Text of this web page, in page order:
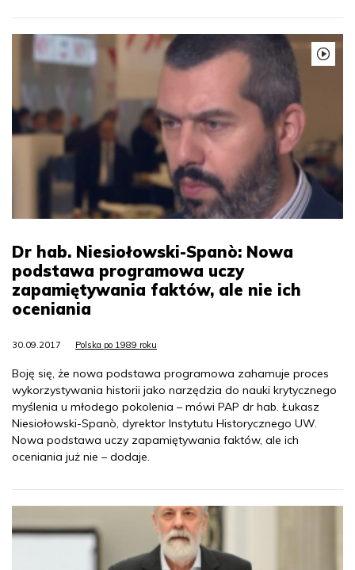
Dr hab. Niesiołowski-Spanò: Nowa
podstawa programowa uczy
zapamiętywania faktów, ale nie ich
oceniania
30.09.2017 Polska po 1989 roku
Boję się, że nowa podstawa programowa zahamuje proces
wykorzystywania historii jako narzędzia do nauki krytycznego
myślenia u młodego pokolenia – mówi PAP dr hab. Łukasz
Niesiołowski-Spanò, dyrektor Instytutu Historycznego UW.
Nowa podstawa uczy zapamiętywania faktów, ale ich
oceniania już nie – dodaje.